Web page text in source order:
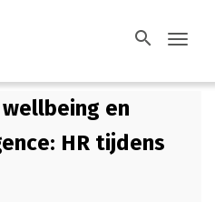
search
en
HR tijdens